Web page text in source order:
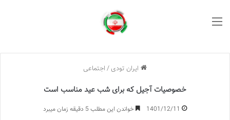
ایران تودی / اجتماعی
خصوصیات آجیل که برای شب عید مناسب است
1401/12/11 خواندن این مطلب 5 دقیقه زمان میبرد